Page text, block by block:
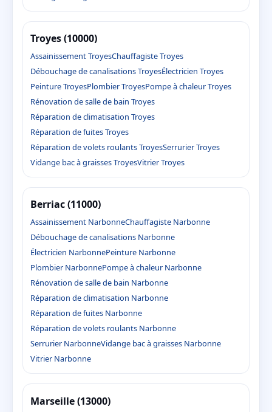
Troyes (10000)
Assainissement TroyesChauffagiste Troyes
Débouchage de canalisations TroyesÉlectricien Troyes
Peinture TroyesPlombier TroyesPompe à chaleur Troyes
Rénovation de salle de bain Troyes
Réparation de climatisation Troyes
Réparation de fuites Troyes
Réparation de volets roulants TroyesSerrurier Troyes
Vidange bac à graisses TroyesVitrier Troyes
Berriac (11000)
Assainissement NarbonneChauffagiste Narbonne
Débouchage de canalisations Narbonne
Électricien NarbonnePeinture Narbonne
Plombier NarbonnePompe à chaleur Narbonne
Rénovation de salle de bain Narbonne
Réparation de climatisation Narbonne
Réparation de fuites Narbonne
Réparation de volets roulants Narbonne
Serrurier NarbonneVidange bac à graisses Narbonne
Vitrier Narbonne
Marseille (13000)